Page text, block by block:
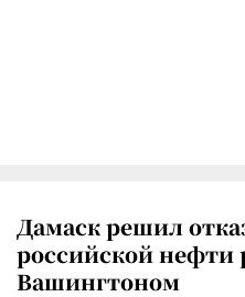
Дамаск решил
российской нефти
Вашингтоном